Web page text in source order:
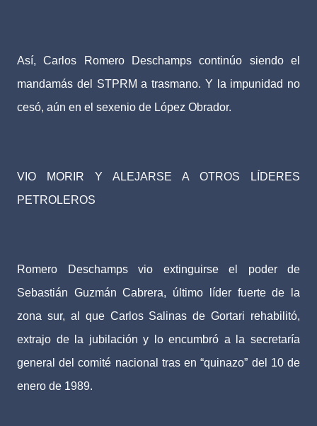
Así, Carlos Romero Deschamps continúo siendo el
mandamás del STPRM a trasmano. Y la impunidad no
cesó, aún en el sexenio de López Obrador.
VIO MORIR Y ALEJARSE A OTROS LÍDERES
PETROLEROS
Romero Deschamps vio extinguirse el poder de
Sebastián Guzmán Cabrera, último líder fuerte de la
zona sur, al que Carlos Salinas de Gortari rehabilitó,
extrajo de la jubilación y lo encumbró a la secretaría
general del comité nacional tras en “quinazo” del 10 de
enero de 1989.